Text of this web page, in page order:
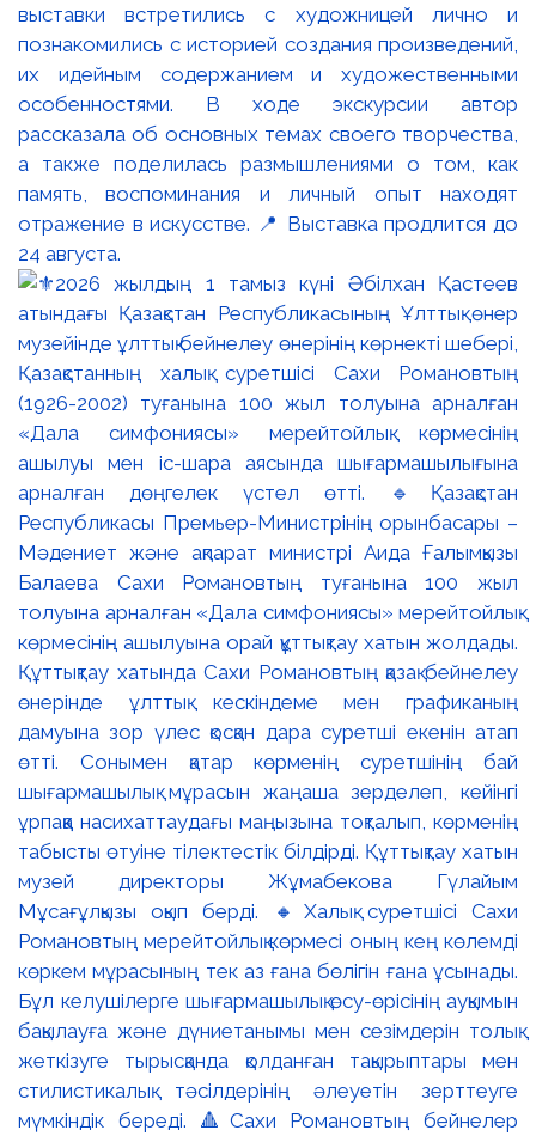
выставки встретились с художницей лично и
познакомились с историей создания произведений,
их идейным содержанием и художественными
особенностями. В ходе экскурсии автор
рассказала об основных темах своего творчества,
а также поделилась размышлениями о том, как
память, воспоминания и личный опыт находят
отражение в искусстве. 📍 Выставка продлится до
24 августа.